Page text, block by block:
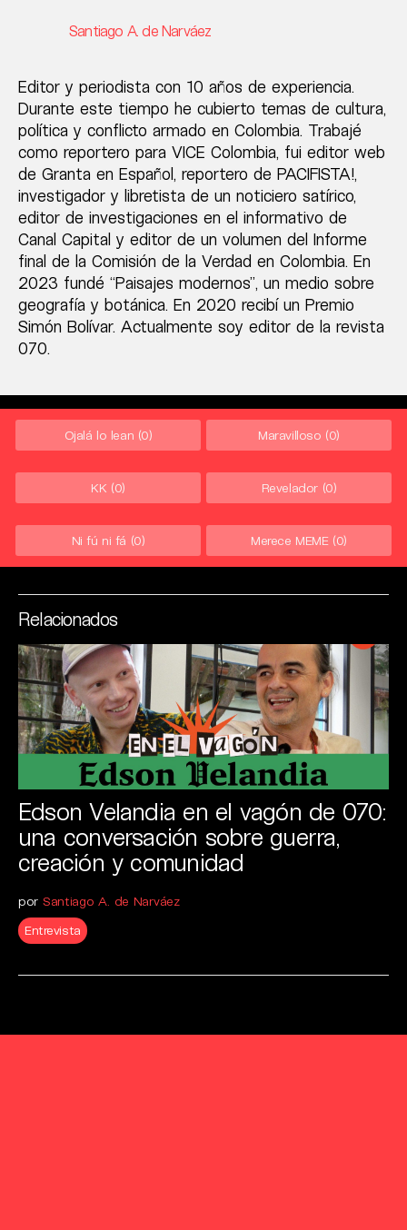
Santiago A. de Narváez
Editor y periodista con 10 años de experiencia.
Durante este tiempo he cubierto temas de cultura,
política y conflicto armado en Colombia. Trabajé
como reportero para VICE Colombia, fui editor web
de Granta en Español, reportero de PACIFISTA!,
investigador y libretista de un noticiero satírico,
editor de investigaciones en el informativo de
Canal Capital y editor de un volumen del Informe
final de la Comisión de la Verdad en Colombia. En
2023 fundé “Paisajes modernos”, un medio sobre
geografía y botánica. En 2020 recibí un Premio
Simón Bolívar. Actualmente soy editor de la revista
070.
Ojalá lo lean (0) Maravilloso (0)
KK (0) Revelador (0)
Ni fú ni fá (0) Merece MEME (0)
Relacionados
Edson Velandia en el vagón de 070:
una conversación sobre guerra,
creación y comunidad
por Santiago A. de Narváez
Entrevista